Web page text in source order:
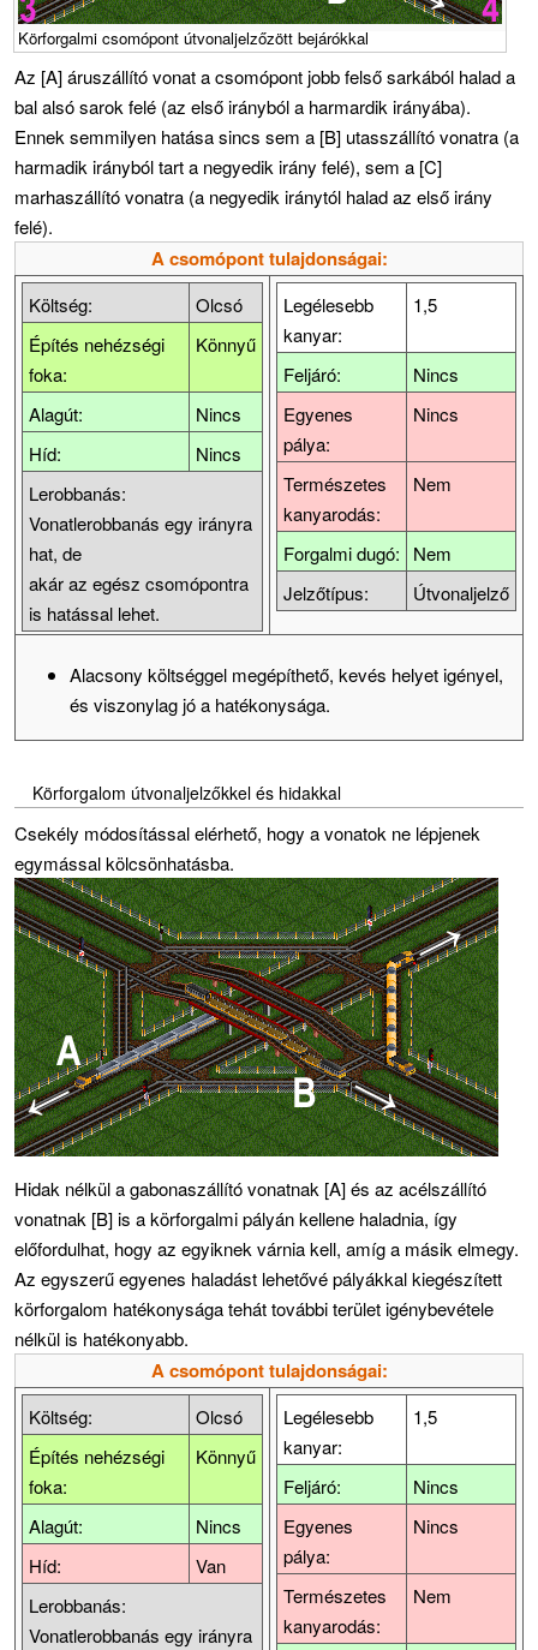
Körforgalmi csomópont útvonaljelzőzött bejárókkal
Az [A] áruszállító vonat a csomópont jobb felső sarkából halad a
bal alsó sarok felé (az első irányból a harmardik irányába).
Ennek semmilyen hatása sincs sem a [B] utasszállító vonatra (a
harmadik irányból tart a negyedik irány felé), sem a [C]
marhaszállító vonatra (a negyedik iránytól halad az első irány
felé).
A csomópont tulajdonságai:
Költség:
Olcsó
Építés nehézségi
foka:
Könnyű
Alagút:
Nincs
Híd:
Nincs
Lerobbanás:
Vonatlerobbanás egy irányra
hat, de
akár az egész csomópontra
is hatással lehet.
Legélesebb
kanyar:
1,5
Feljáró:
Nincs
Egyenes
pálya:
Nincs
Természetes
kanyarodás:
Nem
Forgalmi dugó:
Nem
Jelzőtípus:
Útvonaljelző
Alacsony költséggel megépíthető, kevés helyet igényel,
és viszonylag jó a hatékonysága.
Körforgalom útvonaljelzőkkel és hidakkal
Csekély módosítással elérhető, hogy a vonatok ne lépjenek
egymással kölcsönhatásba.
Hidak nélkül a gabonaszállító vonatnak [A] és az acélszállító
vonatnak [B] is a körforgalmi pályán kellene haladnia, így
előfordulhat, hogy az egyiknek várnia kell, amíg a másik elmegy.
Az egyszerű egyenes haladást lehetővé pályákkal kiegészített
körforgalom hatékonysága tehát további terület igénybevétele
nélkül is hatékonyabb.
A csomópont tulajdonságai:
Költség:
Olcsó
Építés nehézségi
foka:
Könnyű
Alagút:
Nincs
Híd:
Van
Lerobbanás:
Vonatlerobbanás egy irányra
Legélesebb
kanyar:
1,5
Feljáró:
Nincs
Egyenes
pálya:
Nincs
Természetes
kanyarodás:
Nem